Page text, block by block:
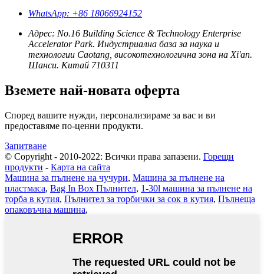
WhatsApp: +86 18066924152
Адрес: No.16 Building Science & Technology Enterprise
Accelerator Park. Индустриална база за наука и
технологии Caotang, високотехнологична зона на Xi'an.
Шанси. Китай 710311
Вземете най-новата оферта
Според вашите нужди, персонализираме за вас и ви
предоставяме по-ценни продукти.
Запитване
© Copyright - 2010-2022: Всички права запазени. Горещи
продукти - Карта на сайта
Машина за пълнене на чучури, Машина за пълнене на
пластмаса, Bag In Box Пълнител, 1-30l машина за пълнене на
торба в кутия, Пълнител за торбички за сок в кутия, Пълнеща
опаковъчна машина,